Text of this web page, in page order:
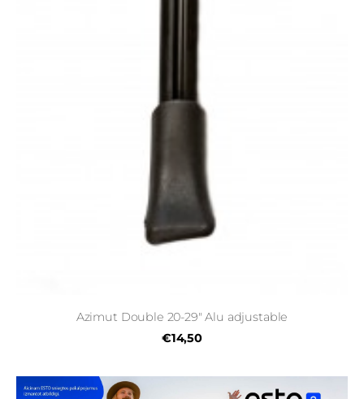
Azimut Double 20-29" Alu adjustable
€14,50